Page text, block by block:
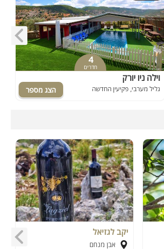
4
חדרים
וילה ניו יורק
גליל מערבי, פקיעין החדשה
יקב לגזיאל
אבן מנחם